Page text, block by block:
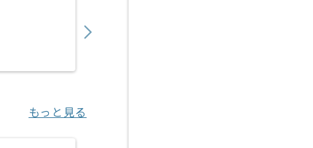
もっと見る